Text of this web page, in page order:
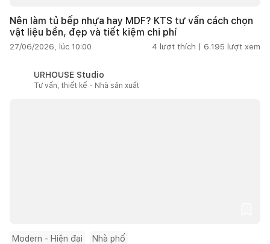
Nên làm tủ bếp nhựa hay MDF? KTS tư vấn cách chọn
vật liệu bền, đẹp và tiết kiệm chi phí
27/06/2026, lúc 10:00 4 lượt thích | 6.195 lượt xem
URHOUSE Studio
Tư vấn, thiết kế - Nhà sản xuất
Modern - Hiện đại Nhà phố